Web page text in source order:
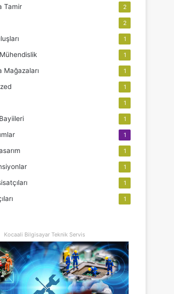
Tamir 2
2
1
1
Mağazaları 1
1
1
1
1
1
1
1
1
Kocaali Bilgisayar Teknik Servis